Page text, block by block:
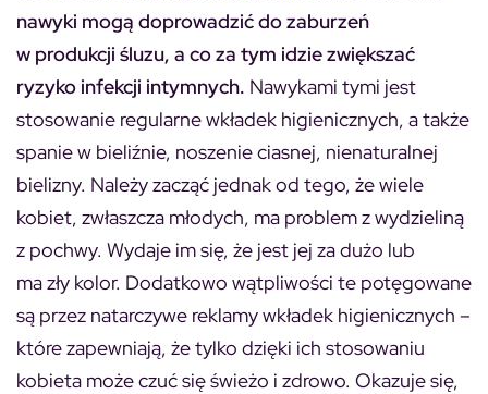
nawyki mogą doprowadzić do zaburzeń
w produkcji śluzu, a co za tym idzie zwiększać
ryzyko infekcji intymnych. Nawykami tymi jest
stosowanie regularne wkładek higienicznych, a także
spanie w bieliźnie, noszenie ciasnej, nienaturalnej
bielizny. Należy zacząć jednak od tego, że wiele
kobiet, zwłaszcza młodych, ma problem z wydzieliną
z pochwy. Wydaje im się, że jest jej za dużo lub
ma zły kolor. Dodatkowo wątpliwości te potęgowane
są przez natarczywe reklamy wkładek higienicznych –
które zapewniają, że tylko dzięki ich stosowaniu
kobieta może czuć się świeżo i zdrowo. Okazuje się,